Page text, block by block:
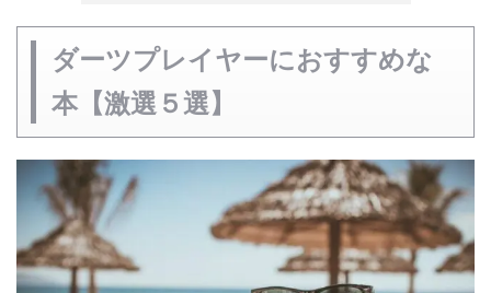
ダーツプレイヤーにおすすめな
本【激選５選】